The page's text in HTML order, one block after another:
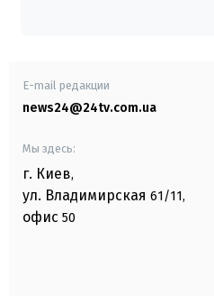
E-mail редакции
news24@24tv.com.ua
Мы здесь:
г. Киев,
ул. Владимирская 61/11,
офис 50